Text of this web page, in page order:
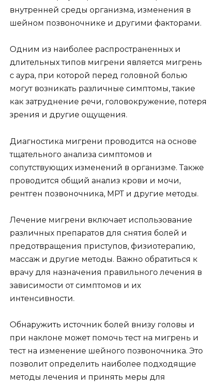
внутренней среды организма, изменения в
шейном позвоночнике и другими факторами.
Одним из наиболее распространенных и
длительных типов мигрени является мигрень
с аура, при которой перед головной болью
могут возникать различные симптомы, такие
как затруднение речи, головокружение, потеря
зрения и другие ощущения.
Диагностика мигрени проводится на основе
тщательного анализа симптомов и
сопутствующих изменений в организме. Также
проводится общий анализ крови и мочи,
рентген позвоночника, МРТ и другие методы.
Лечение мигрени включает использование
различных препаратов для снятия болей и
предотвращения приступов, физиотерапию,
массаж и другие методы. Важно обратиться к
врачу для назначения правильного лечения в
зависимости от симптомов и их
интенсивности.
Обнаружить источник болей внизу головы и
при наклоне может помочь тест на мигрень и
тест на изменение шейного позвоночника. Это
позволит определить наиболее подходящие
методы лечения и принять меры для